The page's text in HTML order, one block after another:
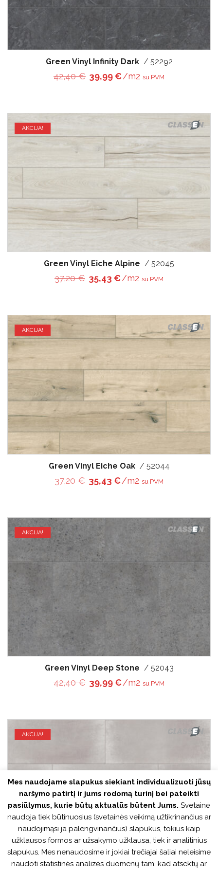
Green Vinyl Infinity Dark / 52292
42,40€ Original price was: 42,40 €.
39,99€Current price is: 39,99
/m2 su PVM
AKCIJA!
Green Vinyl Eiche Alpine / 52045
37,20€ Original price was: 37,20 €.
35,43 €Current price is: 35,43
/m2 su PVM
AKCIJA!
Green Vinyl Eiche Oak / 52044
37,20€ Original price was: 37,20 €.
35,43 €Current price is: 35,43
/m2 su PVM
AKCIJA!
Green Vinyl Deep Stone / 52043
42,40€ Original price was: 42,40 €.
39,99€Current price is: 39,99
/m2 su PVM
AKCIJA!
Green Vinyl Light Stone / 52042
Mes naudojame slapukus siekiant individualizuoti jūsų
naršymo patirtį ir jums rodomą turinį bei pateikti
pasiūlymus, kurie būtų aktualūs būtent Jums. Svetainė
naudoja tiek būtinuosius (svetainės veikimą užtikrinančius ar
naudojimąsi ja palengvinančius) slapukus, tokius kaip
užklausos formos ar užsakymo užklausa, tiek ir analitinius
slapukus. Mes nenaudosime ir jokiai trečiajai šaliai neleisime
naudoti statistinės analizės duomenų tam, kad atsektų ar